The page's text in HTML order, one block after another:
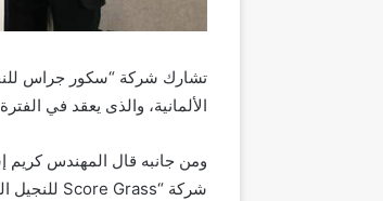
الألمانية، والذى يعقد في الفترة من ٢٤ وحتى ٢٧ أكتوبر
ومن جانبه قال المهندس
شركة “Score Grass للنجيل الصناعي احدي شركات المجموعة للعام السادس على التوالي .